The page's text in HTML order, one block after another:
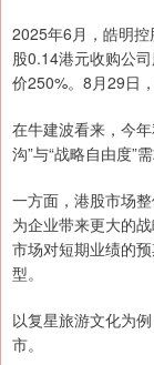
2025年6月，皓明
股0.14港元收购公
价250%。8月29日
在牛建波看来，今
沟”与“战略自由度”
一方面，港股市场
为企业带来更大的
市场对短期业绩的
型。
以复星旅游文化为
市。